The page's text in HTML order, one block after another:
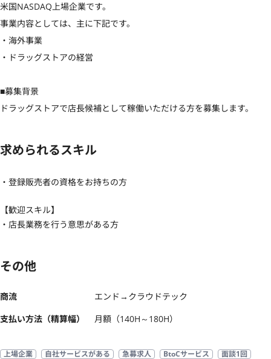
米国NASDAQ上場企業です。
事業内容としては、主に下記です。
・海外事業
・ドラッグストアの経営
■募集背景
ドラッグストアで店長候補として稼働いただける方を募集します。
求められるスキル
・登録販売者の資格をお持ちの方
【歓迎スキル】
・店長業務を行う意思がある方
その他
商流
エンド→クラウドテック
支払い方法（精算幅）
月額（140H～180H）
上場企業 自社サービスがある 急募求人 BtoCサービス
面談1回